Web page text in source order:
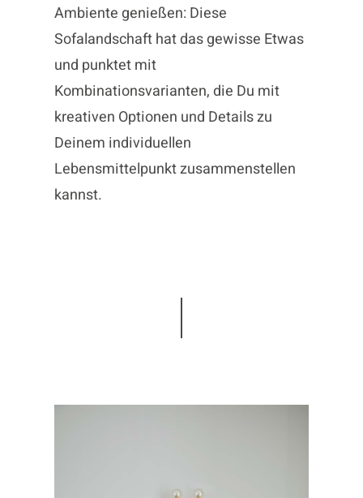
Ambiente genießen: Diese
Sofalandschaft hat das gewisse Etwas
und punktet mit
Kombinationsvarianten, die Du mit
kreativen Optionen und Details zu
Deinem individuellen
Lebensmittelpunkt zusammenstellen
kannst.